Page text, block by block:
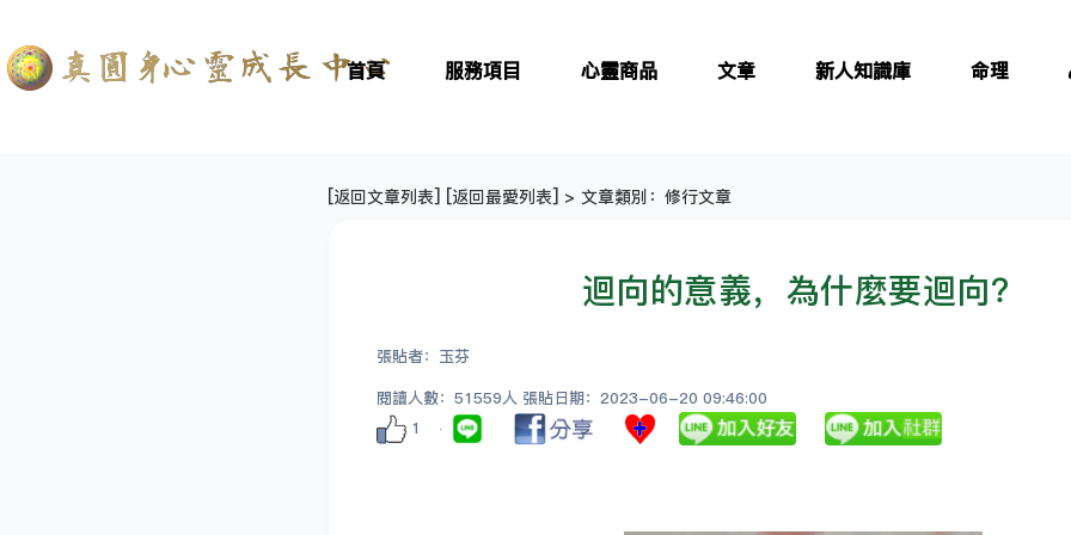
首頁 服務項目 心靈商品 文章 新人知識庫 命理
[返回文章列表] [返回最愛列表] > 文章類別：修行文章
迴向的意義，為什麼要迴向？
張貼者：玉芬
閱讀人數：51559人 張貼日期：2023-06-20 09:46:00
1